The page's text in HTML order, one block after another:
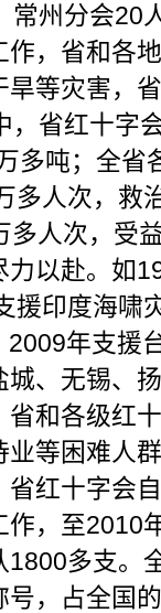
常州分会20
作，省和各
旱等灾害，
，省红十字
多吨；全
多人次，救
多人次，受
力以赴。如
援印度海啸
年支援
城、无锡、
省和各级红
业等困难人
省红十字会
作，至2010
1800多支。
号，占全国